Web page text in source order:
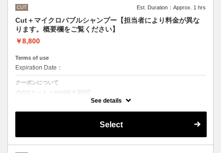
CUT Est. Duration：Approx. 1 hrs
Cut＋マイクロバブルシャンプー【担当者により料金が異な
ります。概要欄をご覧ください】
￥8,800
Terms of use
Expiration Date：
クーポンについて
stylistカット＋marbb￥8800
クバ指名カット＋marbb￥9350
シャンプースタイリング代が含まれております。
See details
Select